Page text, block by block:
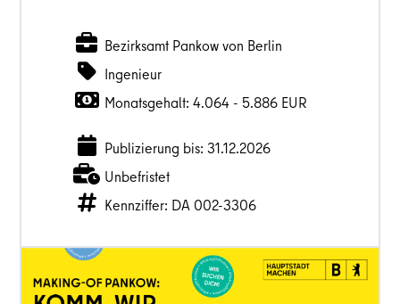
Bezirksamt Pankow von Berlin
Ingenieur
Monatsgehalt: 4.064 - 5.886 EUR
Publizierung bis: 31.12.2026
Unbefristet
Kennziffer: DA 002-3306